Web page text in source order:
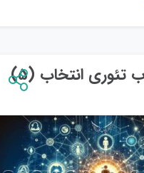
تئوری انتخاب (5)